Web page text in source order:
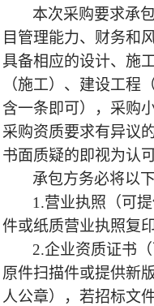
本次采购要求承
目管理能力、财务和
具备相应的设计、施
（施工）、建设工程
含一条即可），采购
采购资质要求有异议
书面质疑的即视为认
承包方务必将以
1.营业执照（可
件或纸质营业执照复
2.企业资质证书
原件扫描件或提供新
人公章），若招标文